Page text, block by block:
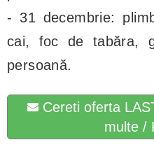
- 31 decembrie:
cai, foc de tabăra,
persoană.
Cereti oferta
multe /